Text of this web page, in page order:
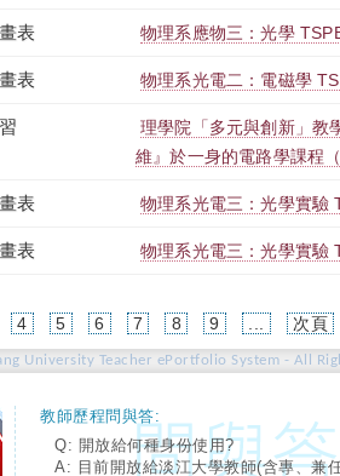
表 物理系應物三：光學
表 物理系光電二：電磁學
理學院「多元與創新」教
維』於一身的電路學課程
表 物理系光電三：光學實驗
表 物理系光電三：光學實驗
4 5 6 7 8 9 次頁
University Teacher ePortfolio System - All
教師歷程問與答:
Q: 開放給何種身份使用?
A: 目前開放給淡江大學教師(含專、兼